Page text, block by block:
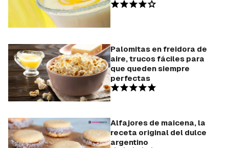
Palomitas en freidora de
aire, trucos fáciles para
que queden siempre
perfectas
Alfajores de maicena, la
receta original del dulce
argentino